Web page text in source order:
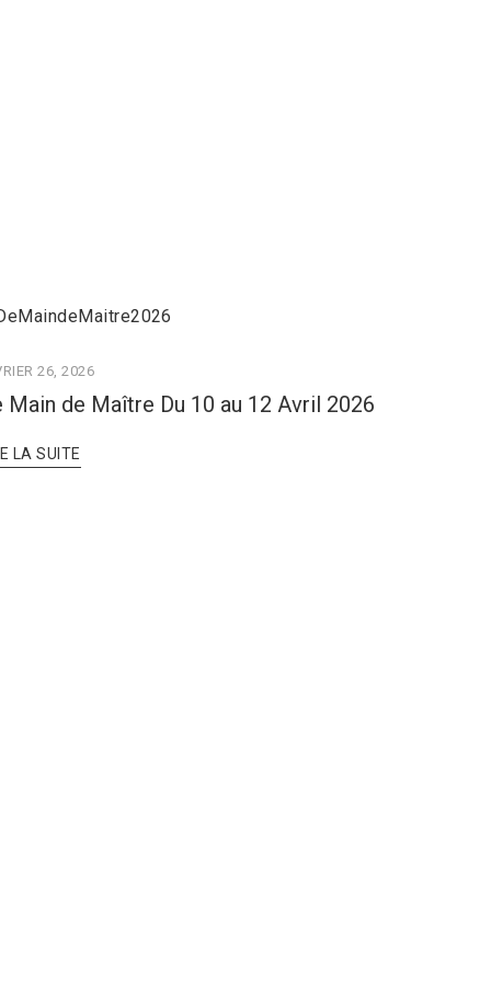
26, 2026
Main de Maître Du 10 au 12 Avril 2026
LA SUITE